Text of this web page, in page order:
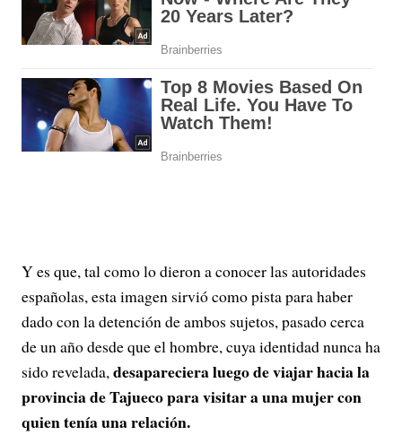
Y es que, tal como lo dieron a conocer las autoridades
españolas, esta imagen sirvió como pista para haber
dado con la detención de ambos sujetos, pasado cerca
de un año desde que el hombre, cuya identidad nunca ha
sido revelada,desapareciera luego de viajar hacia la
provincia de Tajueco para visitar a una mujer con
quien tenía una relación.